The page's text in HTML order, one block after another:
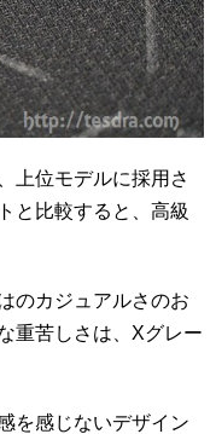
上位モデルに採用さ
と比較すると、高級
のカジュアルさのお
重苦しさは、Xグレー
を感じないデザイン